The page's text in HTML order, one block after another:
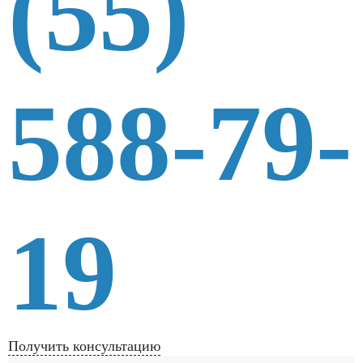
588-79-
19
Получить консультацию